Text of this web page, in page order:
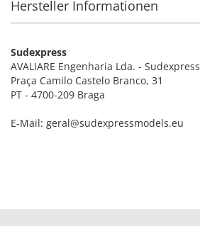
Hersteller Informationen
Sudexpress
AVALIARE Engenharia Lda. - Sudexpress
Praça Camilo Castelo Branco, 31
PT - 4700-209 Braga
E-Mail: geral@sudexpressmodels.eu